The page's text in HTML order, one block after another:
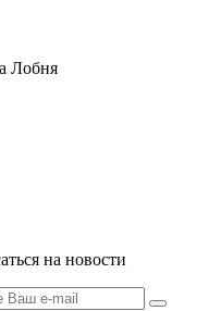
Лобня
на новости